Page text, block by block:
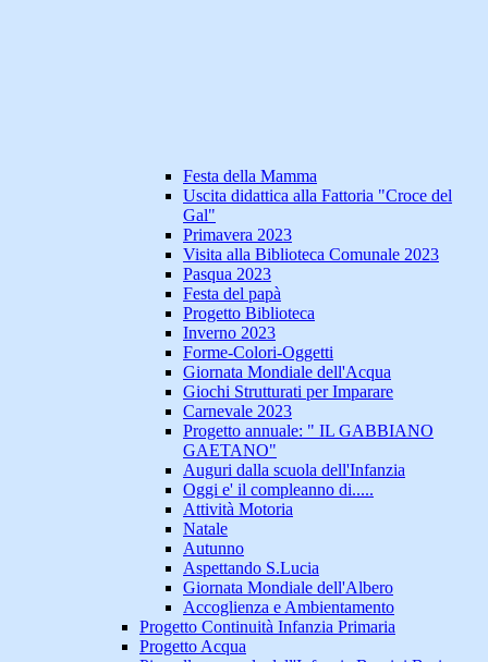
Festa della Mamma
Uscita didattica alla Fattoria "Croce del
Gal"
Primavera 2023
Visita alla Biblioteca Comunale 2023
Pasqua 2023
Festa del papà
Progetto Biblioteca
Inverno 2023
Forme-Colori-Oggetti
Giornata Mondiale dell'Acqua
Giochi Strutturati per Imparare
Carnevale 2023
Progetto annuale: " IL GABBIANO
GAETANO"
Auguri dalla scuola dell'Infanzia
Oggi e' il compleanno di.....
Attività Motoria
Natale
Autunno
Aspettando S.Lucia
Giornata Mondiale dell'Albero
Accoglienza e Ambientamento
Progetto Continuità Infanzia Primaria
Progetto Acqua